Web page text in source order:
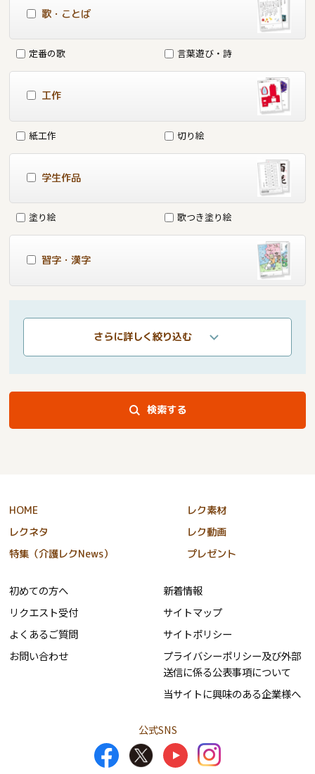
歌・ことば
定番の歌 言葉遊び・詩
工作
紙工作 切り絵
学生作品
塗り絵 歌つき塗り絵
習字・漢字
さらに詳しく絞り込む
検索する
HOME
レク素材
レクネタ
レク動画
特集（介護レクNews）
プレゼント
初めての方へ
リクエスト受付
よくあるご質問
お問い合わせ
新着情報
サイトマップ
サイトポリシー
プライバシーポリシー及び外部
送信に係る公表事項について
当サイトに興味のある企業様へ
公式SNS